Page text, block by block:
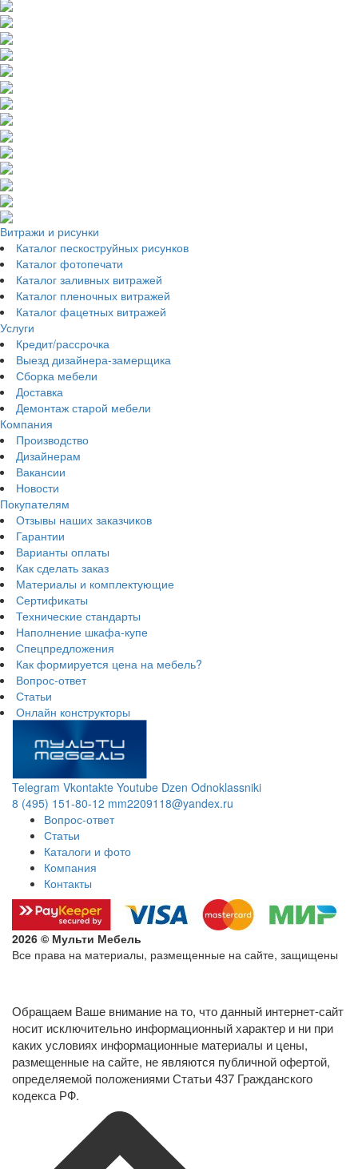
Витражи и рисунки
Каталог пескоструйных рисунков
Каталог фотопечати
Каталог заливных витражей
Каталог пленочных витражей
Каталог фацетных витражей
Услуги
Кредит/рассрочка
Выезд дизайнера-замерщика
Сборка мебели
Доставка
Демонтаж старой мебели
Компания
Производство
Дизайнерам
Вакансии
Новости
Покупателям
Отзывы наших заказчиков
Гарантии
Варианты оплаты
Как сделать заказ
Материалы и комплектующие
Сертификаты
Технические стандарты
Наполнение шкафа-купе
Спецпредложения
Как формируется цена на мебель?
Вопрос-ответ
Статьи
Онлайн конструкторы
Telegram Vkontakte Youtube Dzen Odnoklassniki
8 (495) 151-80-12 mm2209118@yandex.ru
Вопрос-ответ
Статьи
Каталоги и фото
Компания
Контакты
2026 © Мульти Мебель
Все права на материалы, размещенные на сайте, защищены
Обращаем Ваше внимание на то, что данный интернет-сайт
носит исключительно информационный характер и ни при
каких условиях информационные материалы и цены,
размещенные на сайте, не являются публичной офертой,
определяемой положениями Статьи 437 Гражданского
кодекса РФ.